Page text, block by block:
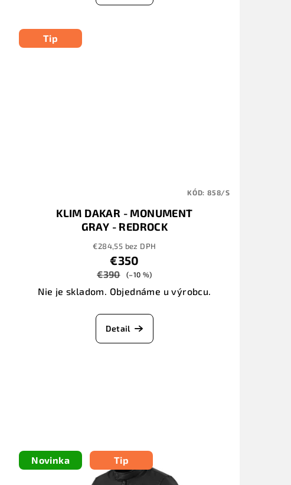
Tip
KLIM DAKAR - MONUMENT
GRAY - REDROCK
€284,55 bez DPH
€350
€390 (–10 %)
Nie je skladom. Objednáme u výrobcu.
Detail
KÓD: 858/S
Novinka Tip